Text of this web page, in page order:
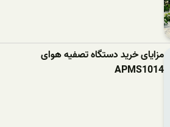
مزایای خرید دستگاه تصفیه هوای
APMS1014